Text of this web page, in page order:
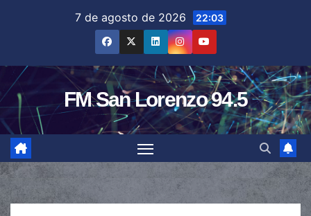
7 de agosto de 2026 22:03
FM San Lorenzo 94.5